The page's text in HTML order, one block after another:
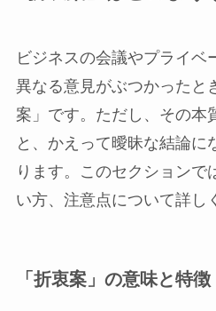
ビジネスの会議やプライベ
異なる意見がぶつかったと
案」です。ただし、その本
と、かえって曖昧な結論に
ります。このセクションで
い方、注意点について詳し
「折衷案」の意味と特徴